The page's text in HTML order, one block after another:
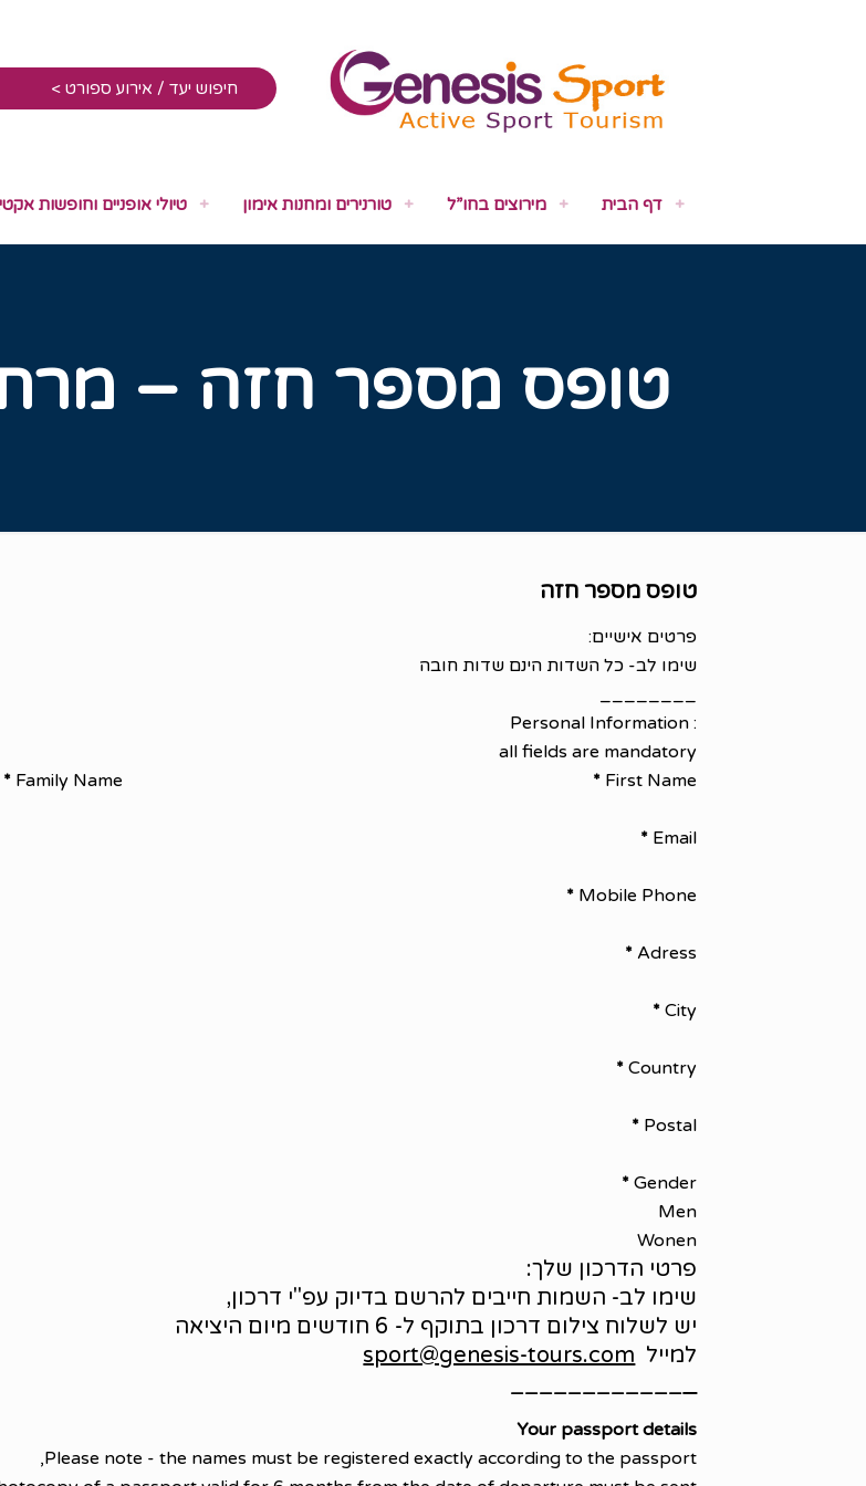
דף הבית מירוצים בחו”ל טורנירים ומחנות אימון טיולי אופניים וחופשות
טופס מספר חזה –
Section
טופס מספר חזה
פרטים אישיים:
שימו לב- כל השדות הינם שדות חובה
: Personal Information
all fields are mandatory
First Name
*
Family Name
*
Email
*
Mobile Phone
*
Adress
*
City
*
Country
*
Postal
*
Gender
*
Men
Wonen
פרטי הדרכון שלך:
שימו לב- השמות חייבים להרשם בדיוק עפ"י דרכון,
יש לשלוח צילום דרכון בתוקף ל- 6 חודשים מיום היציאה
למייל sport@genesis-tours.com
Your passport details
Please note - the names must be registered exactly according to the passport,